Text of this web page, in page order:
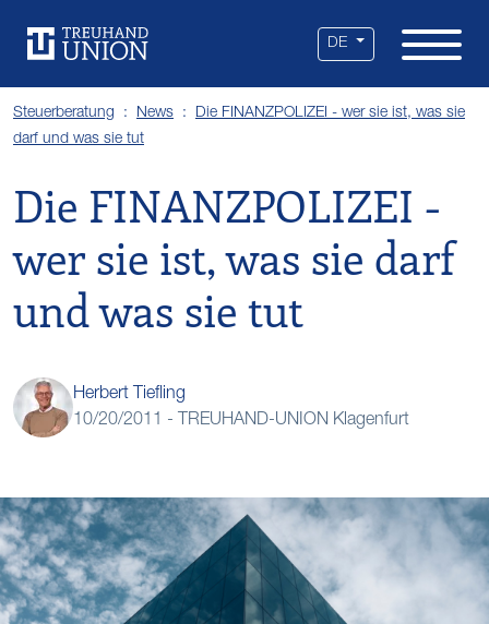
DE
Steuerberatung News
Die FINANZPOLIZEI - wer sie ist, was sie
darf und was sie tut
Die FINANZPOLIZEI -
wer sie ist, was sie darf
und was sie tut
Herbert Tiefling
10/20/2011 - TREUHAND-UNION Klagenfurt